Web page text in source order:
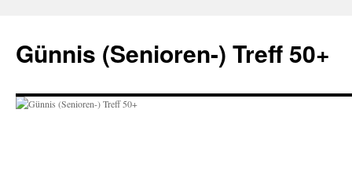
springen
Günnis (Senioren-) Treff 50+